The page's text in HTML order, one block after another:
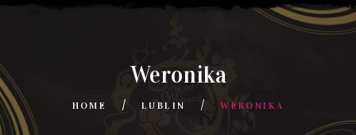
Weronika
HOME LUBLIN WERONIKA